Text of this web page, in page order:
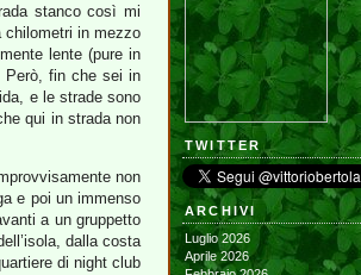
stanco così mi
chilometri in mezzo
lente (pure in
Però, fin che sei in
e le strade sono
qui in strada non
non
e poi un immenso
a un gruppetto
dalla costa
di night club
TWITTER
ARCHIVI
Luglio 2026
Aprile 2026